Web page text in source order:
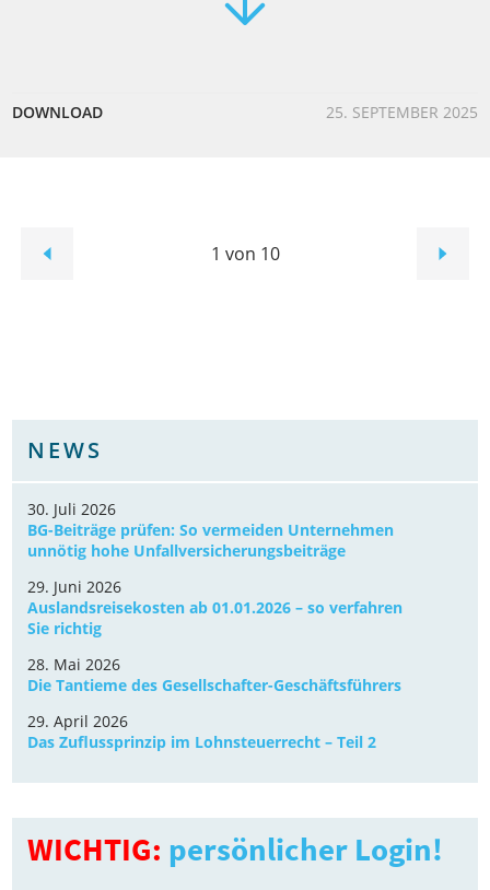
DOWNLOAD 25. SEPTEMBER 2025
1 von 10
NEWS
30. Juli 2026
BG-Beiträge prüfen: So vermeiden Unternehmen
unnötig hohe Unfallversicherungsbeiträge
29. Juni 2026
Auslandsreisekosten ab 01.01.2026 – so verfahren
Sie richtig
28. Mai 2026
Die Tantieme des Gesellschafter-Geschäftsführers
29. April 2026
Das Zuflussprinzip im Lohnsteuerrecht – Teil 2
WICHTIG: persönlicher Login!